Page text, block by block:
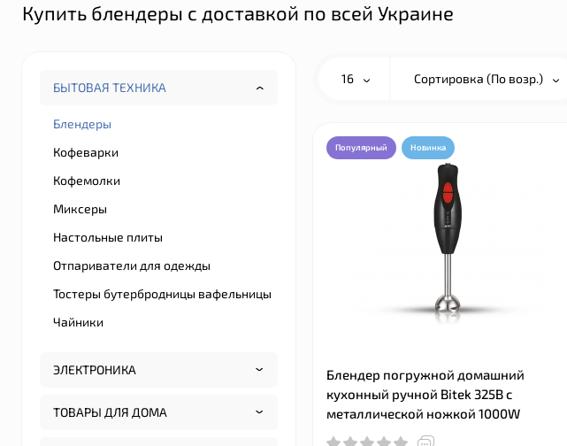
Купить блендеры с доставкой по всей Украине
БЫТОВАЯ ТЕХНИКА
Блендеры
Кофеварки
Кофемолки
Миксеры
Настольные плиты
Отпариватели для одежды
Тостеры бутербродницы вафельницы
Чайники
ЭЛЕКТРОНИКА
ТОВАРЫ ДЛЯ ДОМА
16 Сортировка (По возр.)
Популярный Новинка
Блендер погружной домашний
кухонный ручной Bitek 325B с
металлической ножкой 1000W